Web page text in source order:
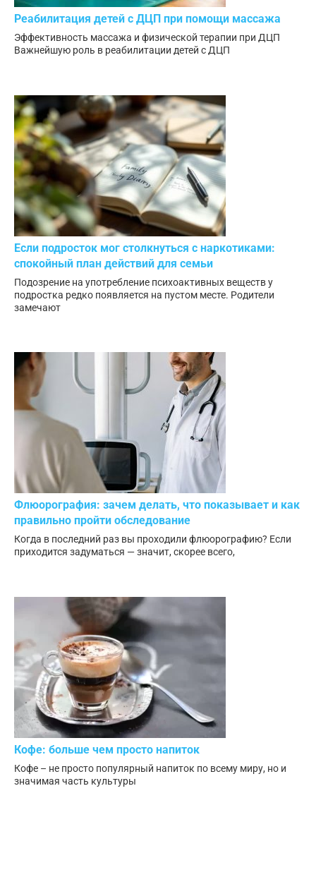
Реабилитация детей с ДЦП при помощи массажа
Эффективность массажа и физической терапии при ДЦП
Важнейшую роль в реабилитации детей с ДЦП
Если подросток мог столкнуться с наркотиками:
спокойный план действий для семьи
Подозрение на употребление психоактивных веществ у
подростка редко появляется на пустом месте. Родители
замечают
Флюорография: зачем делать, что показывает и как
правильно пройти обследование
Когда в последний раз вы проходили флюорографию? Если
приходится задуматься — значит, скорее всего,
Кофе: больше чем просто напиток
Кофе – не просто популярный напиток по всему миру, но и
значимая часть культуры